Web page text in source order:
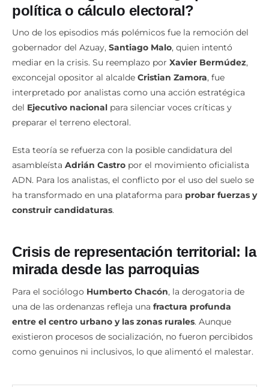
Cambio de gobernador: ¿represalia
política o cálculo electoral?
Uno de los episodios más polémicos fue la remoción del
gobernador del Azuay,Santiago Malo, quien intentó
mediar en la crisis. Su reemplazo porXavier Bermúdez
exconcejal opositor al alcaldeCristian Zamora, fue
interpretado por analistas como una acción estratégica
delEjecutivo nacionalpara silenciar voces críticas y
Esta teoría se refuerza con la posible candidatura del
asambleístaAdrián Castropor el movimiento oficialista
ADN. Para los analistas, el conflicto por el uso del suelo se
ha transformado en una plataforma para
Crisis de representación territorial: la
mirada desde las parroquias
Para el sociólogoHumberto Chacón, la derogatoria de
una de las ordenanzas refleja unafractura profunda
entre el centro urbano y las zonas rurales. Aunque
existieron procesos de socialización, no fueron percibidos